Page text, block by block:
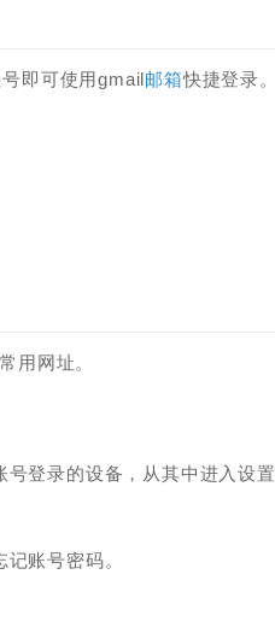
即可使用gmail 邮箱快捷登录。
用网址。
登录的设备，从其中进入设置
账号密码。